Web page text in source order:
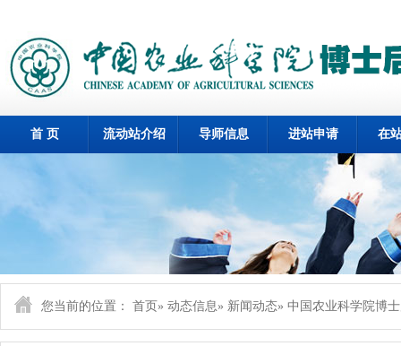
首 页 流动站介绍 导师信息 进站申请 在
您当前的位置： 首页 » 动态信息» 新闻动态» 中国农业科学院博